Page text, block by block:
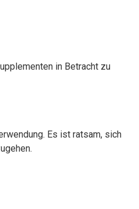
in Betracht zu
Es ist ratsam, sich